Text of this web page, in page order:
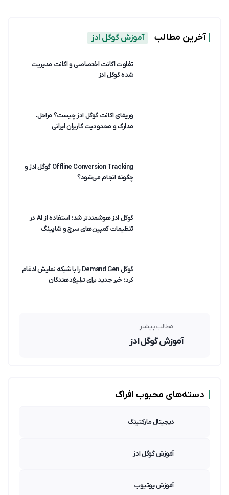
آخرین مطالب آموزش گوگل ادز
تفاوت اکانت اختصاصی و اکانت مدیریت
شده گوگل ادز
وریفای اکانت گوگل ادز چیست؟ مراحل،
مدارک و محدودیت کاربران ایرانی
Offline Conversion Tracking گوگل ادز و
چگونه انجام می‌شود؟
گوگل ادز هوشمندتر شد؛ استفاده از AI در
تنظیمات کمپین‌های سرچ و شاپینگ
گوگل Demand Gen را با شبکه نمایش ادغام
کرد؛ خبر جدید برای تبلیغ‌دهندگان
مطالب بیشتر
آموزش گوگل ادز
دسته‌های محبوب افراک
دیجیتال مارکتینگ
آموزش گوگل ادز
آموزش یوتیوب